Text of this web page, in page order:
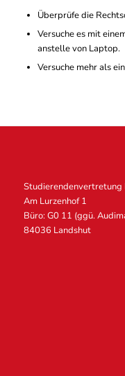
Überprüfe die
Versuche es mit
anstelle von Laptop.
Versuche mehr als
Studierendenvertretung
Am Lurzenhof 1
Büro: G0 11 (ggü.
84036 Landshut